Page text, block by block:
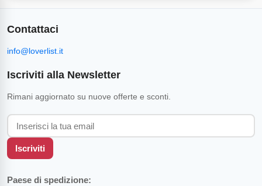
Contattaci
info@loverlist.it
Iscriviti alla Newsletter
Rimani aggiornato su nuove offerte e sconti.
Iscriviti
Paese di spedizione: